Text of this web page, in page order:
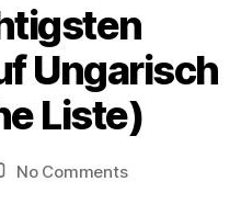
Ungarisch
Liste)
No Commentson